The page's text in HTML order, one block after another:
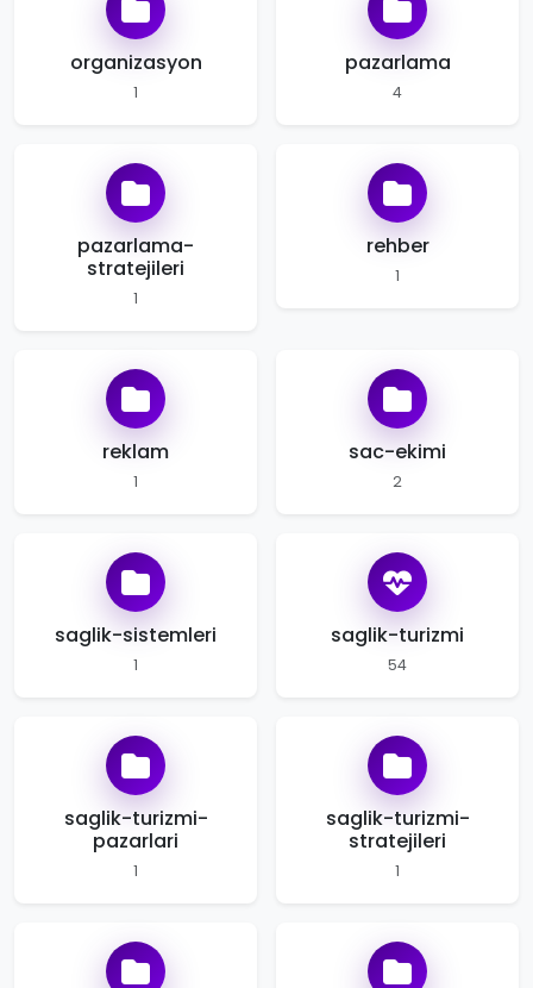
organizasyon
1
pazarlama
4
pazarlama-
stratejileri
1
rehber
1
reklam
1
sac-ekimi
2
saglik-sistemleri
1
saglik-turizmi
54
saglik-turizmi-
pazarlari
1
saglik-turizmi-
stratejileri
1